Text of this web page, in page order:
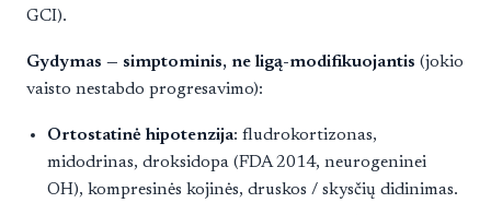
GCI).
Gydymas — simptominis, ne ligą-modifikuojantis (jokio
vaisto nestabdo progresavimo):
Ortostatinė hipotenzija: fludrokortizonas,
midodrinas, droksidopa (FDA 2014, neurogeninei
OH), kompresinės kojinės, druskos / skysčių didinimas.